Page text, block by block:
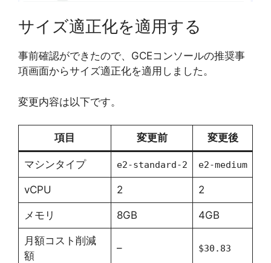
サイズ適正化を適用する
事前確認ができたので、GCEコンソールの推奨事
項画面からサイズ適正化を適用しました。
変更内容は以下です。
項目 変更前 変更後
マシンタイプ e2-standard-2 e2-medium
vCPU 2 2
メモリ 8GB 4GB
月額コスト削減
額
– $30.83